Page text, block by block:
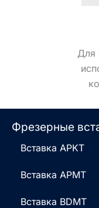
Для
Фрезерные
Вставка APKT
Вставка APMT
Вставка BDMT